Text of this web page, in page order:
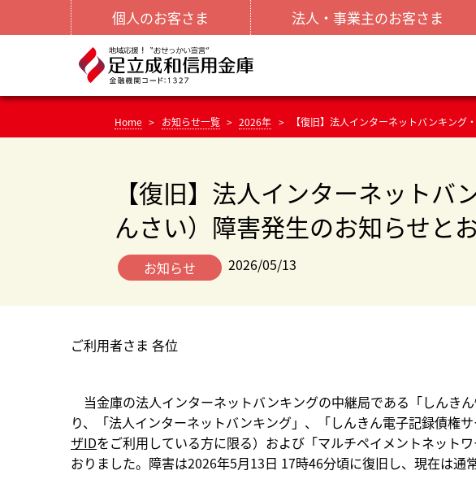
個人のお客さま 法人・事業主のお客さま
Home お知らせ一覧 2026年 【復旧】法人インターネットバンキン
【復旧】法人インターネット
んさい）障害発生のお知らせと
お知らせ 2026/05/13
ご利用者さま 各位
当金庫の法人インターネットバンキングの中継局である「しんき
り、「法人インターネットバンキング」、「しんきん電子記録債権
ザIDをご利用している方に限る）および「マルチペイメントネット
おりました。障害は2026年5月13日 17時46分頃に復旧し、現在は通